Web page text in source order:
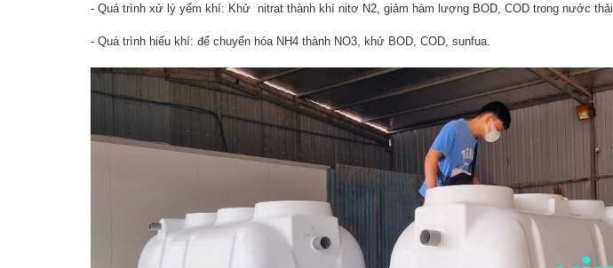
- Quá trình xử lý yếm khí: Khử nitrat thành khí nitơ N2, giảm hàm lượng BOD, COD trong nước thải.
- Quá trình hiếu khí: để chuyển hóa NH4 thành NO3, khử BOD, COD, sunfua.